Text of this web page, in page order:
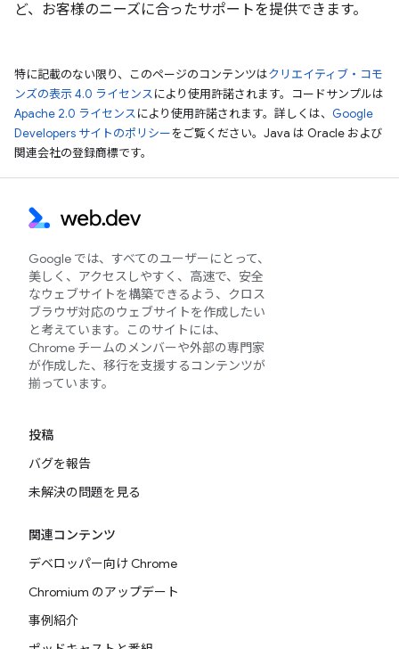
ど、お客様のニーズに合ったサポートを提供できます。
特に記載のない限り、このページのコンテンツはクリエイティブ・コモ
ンズの表示 4.0 ライセンスにより使用許諾されます。コードサンプルは
Apache 2.0 ライセンスにより使用許諾されます。詳しくは、 Google
Developers サイトのポリシーをご覧ください。Java は Oracle および
関連会社の登録商標です。
Google では、すべてのユーザーにとって、
美しく、アクセスしやすく、高速で、安全
なウェブサイトを構築できるよう、クロス
ブラウザ対応のウェブサイトを作成したい
と考えています。このサイトには、
Chrome チームのメンバーや外部の専門家
が作成した、移行を支援するコンテンツが
揃っています。
投稿
バグを報告
未解決の問題を見る
関連コンテンツ
デベロッパー向け Chrome
Chromium のアップデート
事例紹介